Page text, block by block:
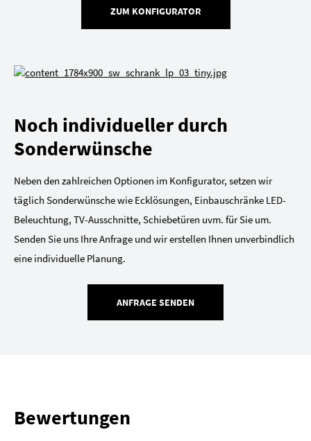
ZUM KONFIGURATOR
Noch individueller durch
Sonderwünsche
Neben den zahlreichen Optionen im Konfigurator, setzen wir
täglich Sonderwünsche wie Ecklösungen, Einbauschränke LED-
Beleuchtung, TV-Ausschnitte, Schiebetüren uvm. für Sie um.
Senden Sie uns Ihre Anfrage und wir erstellen Ihnen unverbindlich
eine individuelle Planung.
ANFRAGE SENDEN
Bewertungen